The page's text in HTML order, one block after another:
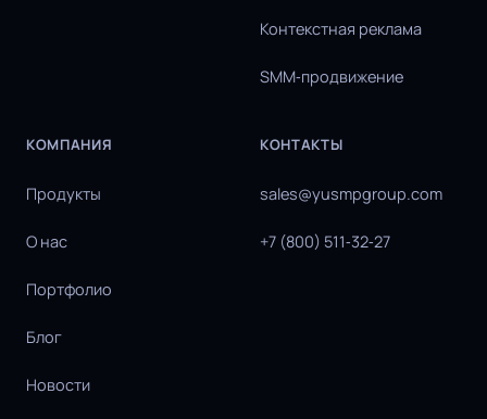
Контекстная реклама
SMM‑продвижение
КОМПАНИЯ
Продукты
О нас
Портфолио
Блог
Новости
КОНТАКТЫ
sales@yusmpgroup.com
+7 (800) 511‑32‑27